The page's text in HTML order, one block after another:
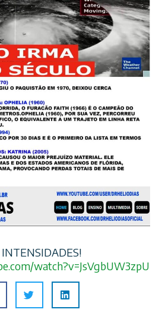
INTENSIDADES!
watch?v=JsVgbUW3zpU